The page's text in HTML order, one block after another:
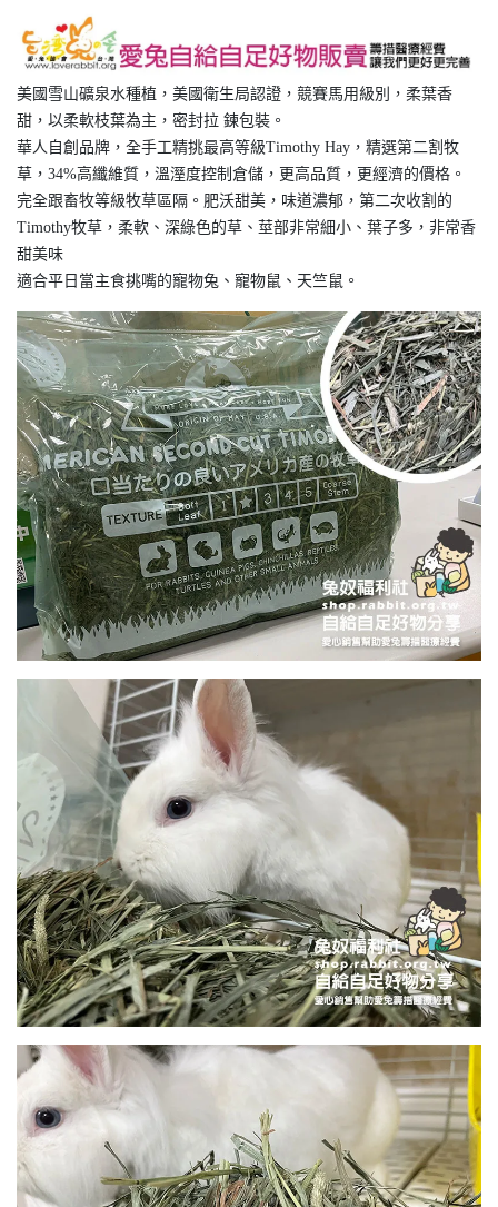
美國雪山礦泉水種植，美國衛生局認證，競賽馬用級別，柔葉香
甜，以柔軟枝葉為主，密封拉 鍊包裝。
華人自創品牌，全手工精挑最高等級Timothy Hay，精選第二割牧
草，34%高纖維質，溫溼度控制倉儲，更高品質，更經濟的價格。
完全跟畜牧等級牧草區隔。肥沃甜美，味道濃郁，第二次收割的
Timothy牧草，柔軟、深綠色的草、莖部非常細小、葉子多，非常香
甜美味
適合平日當主食挑嘴的寵物兔、寵物鼠、天竺鼠。